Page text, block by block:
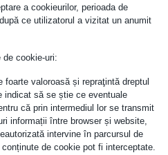
a cookieurilor, perioada de
ce utilizatorul a vizitat un anumit
cookie-uri:
valoroasă și repraţintă dreptul
indicat să se știe ce eventuale
că prin intermediul lor se transmit
informații între browser și website,
intervine în parcursul de
de cookie pot fi interceptate.